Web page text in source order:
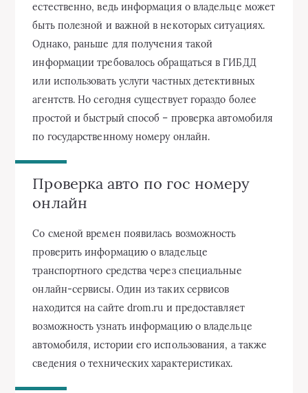
естественно, ведь информация о владельце может
быть полезной и важной в некоторых ситуациях.
Однако, раньше для получения такой
информации требовалось обращаться в ГИБДД
или использовать услуги частных детективных
агентств. Но сегодня существует гораздо более
простой и быстрый способ – проверка автомобиля
по государственному номеру онлайн.
Проверка авто по гос номеру
онлайн
Со сменой времен появилась возможность
проверить информацию о владельце
транспортного средства через специальные
онлайн-сервисы. Один из таких сервисов
находится на сайте drom.ru и предоставляет
возможность узнать информацию о владельце
автомобиля, истории его использования, а также
сведения о технических характеристиках.